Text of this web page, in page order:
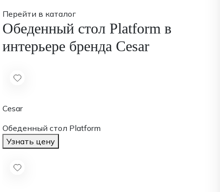
Перейти в каталог
Обеденный стол Platform в
интерьере бренда Cesar
Cesar
Обеденный стол Platform
Узнать цену